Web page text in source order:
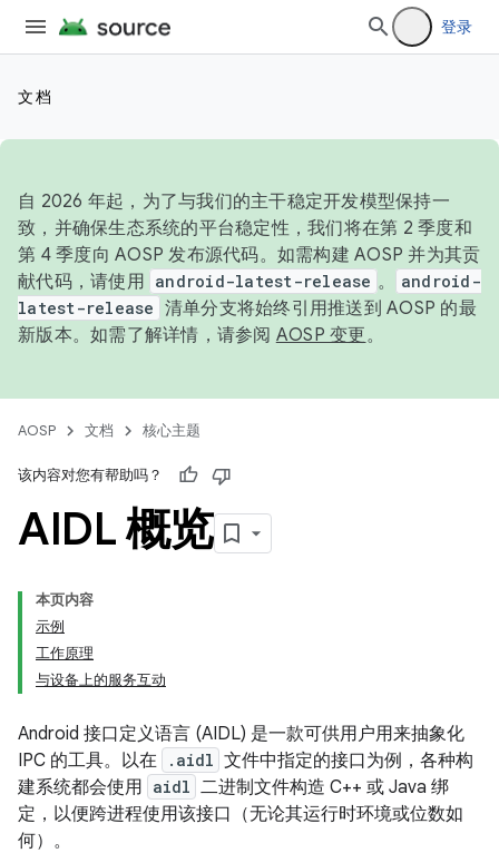
登录
文档
自 2026 年起，为了与我们的主干稳定开发模型保持一
致，并确保生态系统的平台稳定性，我们将在第 2 季度和
第 4 季度向 AOSP 发布源代码。如需构建 AOSP 并为其贡
献代码，请使用 android-latest-release 。
android-
latest-release 清单分支将始终引用推送到 AOSP 的最
新版本。如需了解详情，请参阅 AOSP 变更。
AOSP 文档 核心主题
该内容对您有帮助吗？
AIDL 概览
本页内容
示例
工作原理
与设备上的服务互动
Android 接口定义语言 (AIDL) 是一款可供用户用来抽象化
IPC 的工具。以在
.aidl 文件中指定的接口为例，各种构
建系统都会使用 aidl 二进制文件构造 C++ 或 Java 绑
定，以便跨进程使用该接口（无论其运行时环境或位数如
何）。